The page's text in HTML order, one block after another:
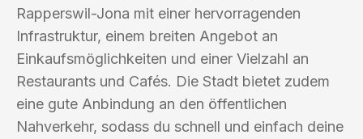
Rapperswil-Jona mit einer hervorragenden
Infrastruktur, einem breiten Angebot an
Einkaufsmöglichkeiten und einer Vielzahl an
Restaurants und Cafés. Die Stadt bietet zudem
eine gute Anbindung an den öffentlichen
Nahverkehr, sodass du schnell und einfach deine